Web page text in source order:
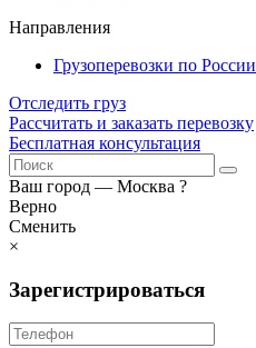
Направления
Грузоперевозки по России
Отследить груз
Рассчитать и заказать перевозку
Бесплатная консультация
Ваш город — Москва ?
Верно
Сменить
×
Зарегистрироваться